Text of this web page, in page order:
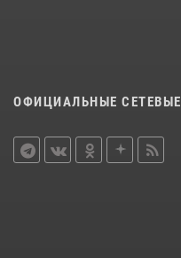
ОФИЦИАЛЬНЫЕ